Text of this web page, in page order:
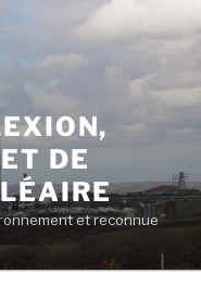
DE
et reconnue